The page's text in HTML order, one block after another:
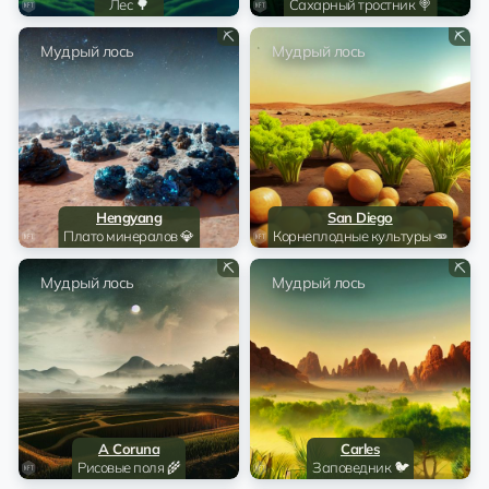
24.99 💎
Caxias do Sul
Сахарный тростник
HumanSkeleton
@SkeletonHuman EQ...6W
11.7 💎
La Reina
🍭
🦉Дивная Сова
28 💎 Huozhou
Лес 🌳 Rainbow City Yellow Bluff
5 💎 Carles
Заповедник 🐦 TONPlanetsBot
5 💎
San Diego
Корнеплодные
культуры 🥕
TONPlanetsBot
8 💎 Hegang
Трава 🍃 ssixxavv
5 💎
Machiques
Каменистая равнина
🧗🏻‍♂️
TONPlanetsBot
5 💎
Shunan
Каменистая равнина
🧗🏻‍♂️
TONPlanetsBot
Лес 🌳
Сахарный тростник 🍭
Hengyang
Плато минералов 💎
Мудрый лось
⛏️
San Diego
Корнеплодные культуры 🥕
Мудрый лось
⛏️
A Coruna
Рисовые поля 🌾
Мудрый лось
⛏️
Carles
Заповедник 🐦
Мудрый лось
⛏️